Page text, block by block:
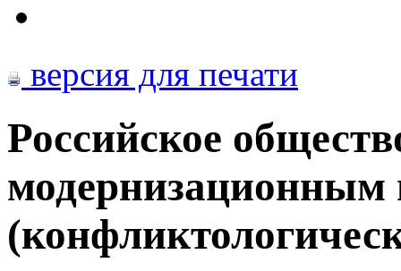
версия для печати
Российское
модернизационным